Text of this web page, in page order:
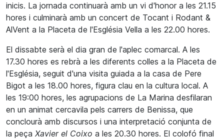
inicis. La jornada continuarà amb un vi d'honor a les 21.15
hores i culminarà amb un concert de Tocant i Rodant &
AlVent a la Placeta de l'Església Vella a les 22.00 hores.
El dissabte serà el dia gran de l'aplec comarcal. A les
17.30 hores es rebrà a les diferents colles a la Placeta de
l'Església, seguit d'una visita guiada a la casa de Pere
Bigot a les 18.00 hores, figura clau en la cultura local. A
les 19:00 hores, les agrupacions de La Marina desfilaran
en un animat cercavila pels carrers de Benissa, que
conclourà amb discursos i una interpretació conjunta de
la peça Xavier el Coixo a les 20.30 hores. El colofó final